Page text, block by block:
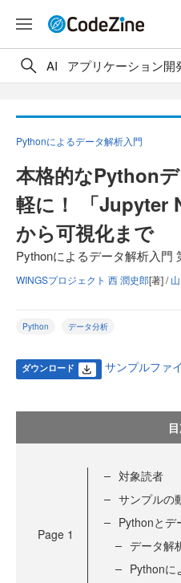
AI アプリケーション開
Pythonによるデータ解析入門
本格的なPython
軽に！ 「Jupyter
から可視化まで
Pythonによるデータ解析入門
WINGSプロジェクト 西 潤史郎[著] /
Python データ分析
ダウンロード サンプルファ
Page 1
対象読者
サンプルの
Pythonとデ
データ解
Pythonに